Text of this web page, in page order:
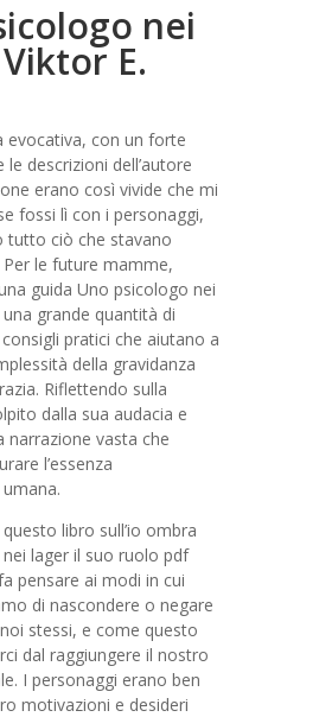
nei
E.
evocativa, con un forte
le descrizioni dell’autore
erano così vivide che mi
fossi lì con i personaggi,
tutto ciò che stavano
le future mamme,
guida Uno psicologo nei
grande quantità di
pratici che aiutano a
della gravidanza
Riflettendo sulla
dalla sua audacia e
narrazione vasta che
l’essenza
umana.
libro sull’io ombra
lager il suo ruolo pdf
pensare ai modi in cui
di nascondere o negare
stessi, e come questo
dal raggiungere il nostro
I personaggi erano ben
motivazioni e desideri